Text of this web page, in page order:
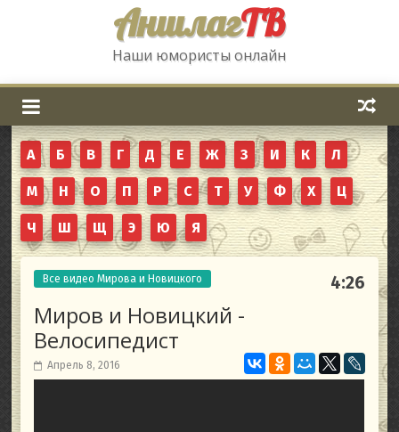
АншлагТВ
Наши юмористы онлайн
А Б В Г Д Е Ж З И К Л
М Н О П Р С Т У Ф Х Ц
Ч Ш Щ Э Ю Я
Все видео Мирова и Новицкого 4:26
Миров и Новицкий -
Велосипедист
Апрель 8, 2016